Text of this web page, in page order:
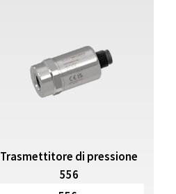
Trasmettitore di pressione
556